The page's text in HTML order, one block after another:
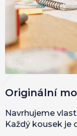
Originální
Navrhujeme
Každý kousek je